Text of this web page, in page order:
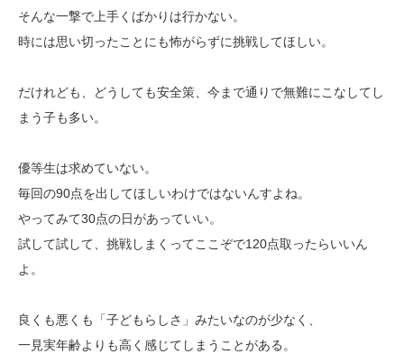
そんな一撃で上手くばかりは行かない。
時には思い切ったことにも怖がらずに挑戦してほしい。
だけれども、どうしても安全策、今まで通りで無難にこなしてし
まう子も多い。
優等生は求めていない。
毎回の90点を出してほしいわけではないんすよね。
やってみて30点の日があっていい。
試して試して、挑戦しまくってここぞで120点取ったらいいん
よ。
良くも悪くも「子どもらしさ」みたいなのが少なく、
一見実年齢よりも高く感じてしまうことがある。